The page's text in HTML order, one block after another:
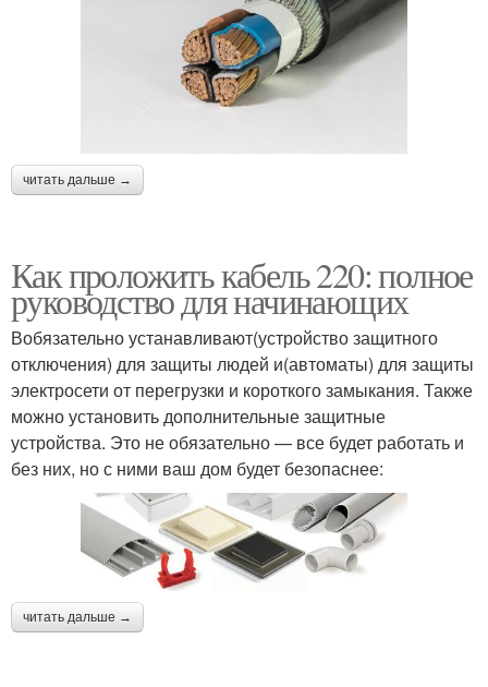
читать дальше →
Как проложить кабель 220: полное
руководство для начинающих
Вобязательно устанавливают(устройство защитного
отключения) для защиты людей и(автоматы) для защиты
электросети от перегрузки и короткого замыкания. Также
можно установить дополнительные защитные
устройства. Это не обязательно — все будет работать и
без них, но с ними ваш дом будет безопаснее:
читать дальше →